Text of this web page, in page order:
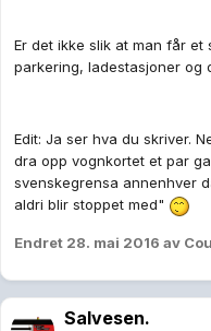
Er det ikke slik at man får et
parkering, ladestasjoner og
Edit: Ja ser hva du skriver.
dra opp vognkortet et par
svenskegrensa annenhver
aldri blir stoppet med"
Endret 28. mai 2016 av
Salvesen.